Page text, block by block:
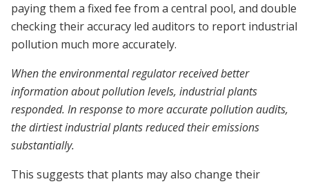
paying them a fixed fee from a central pool, and double
checking their accuracy led auditors to report industrial
pollution much more accurately.
When the environmental regulator received better
information about pollution levels, industrial plants
responded. In response to more accurate pollution audits,
the dirtiest industrial plants reduced their emissions
substantially.
This suggests that plants may also change their